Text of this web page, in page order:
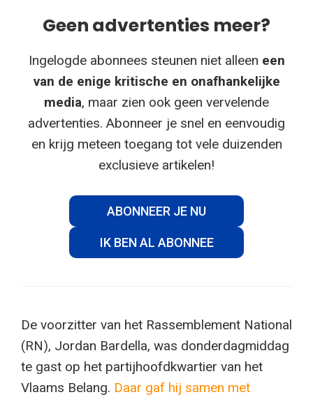
Geen advertenties meer?
Ingelogde abonnees steunen niet alleen een
van de enige kritische en onafhankelijke
media, maar zien ook geen vervelende
advertenties. Abonneer je snel en eenvoudig
en krijg meteen toegang tot vele duizenden
exclusieve artikelen!
ABONNEER JE NU
IK BEN AL ABONNEE
De voorzitter van het Rassemblement National
(RN), Jordan Bardella, was donderdagmiddag
te gast op het partijhoofdkwartier van het
Vlaams Belang. Daar gaf hij samen met